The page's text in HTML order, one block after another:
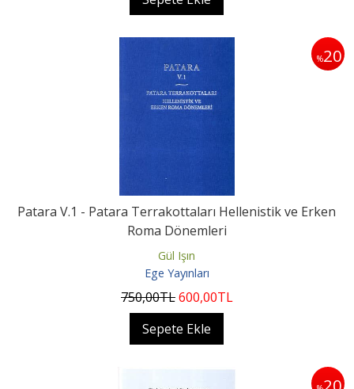
%20
Patara V.1 - Patara Terrakottaları Hellenistik ve Erken
Roma Dönemleri
Gül Işın
Ege Yayınları
750,00TL600,00TL
Sepete Ekle